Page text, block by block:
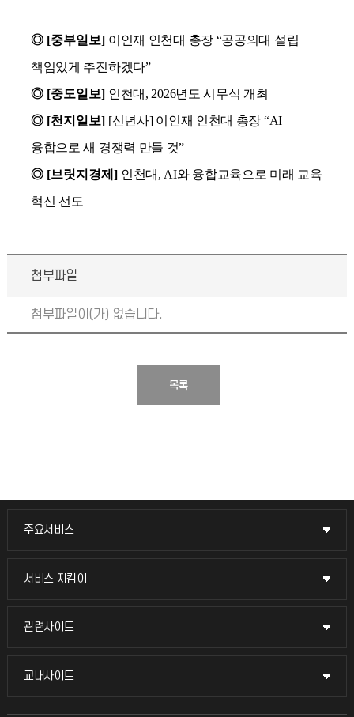
◎ [중부일보] 이인재 인천대 총장 “공공의대 설립
책임있게 추진하겠다”
◎ [중도일보] 인천대, 2026년도 시무식 개최
◎ [천지일보] [신년사] 이인재 인천대 총장 “AI
융합으로 새 경쟁력 만들 것”
◎ [브릿지경제] 인천대, AI와 융합교육으로 미래 교육
혁신 선도
첨부파일
첨부파일이(가) 없습니다.
목록
주요서비스
주요서비스
교무회의방송
서비스 지킴이
서비스 지킴이
묻고 답하기
관련사이트
관련사이트
국방헬프콜
교내사이트
교내사이트